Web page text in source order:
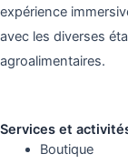
expérience
avec les diverses
agroalimentaires.
Services et
Boutique